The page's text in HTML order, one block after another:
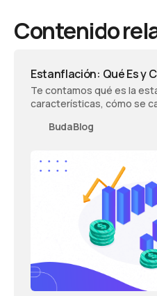
Contenido
Estanflación: Qué Es y
Te contamos qué es la
características, cómo se
BudaBlog